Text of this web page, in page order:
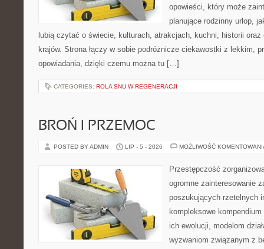
opowieści, który może
planujące rodzinny urlop,
lubią czytać o świecie, kulturach, atrakcjach, kuchni, historii
krajów. Strona łączy w sobie podróżnicze ciekawostki z lekkim,
opowiadania, dzięki czemu można tu […]
CATEGORIES: ROLA SNU W REGENERACJI
BROŃ I PRZEMOC
POSTED BY ADMIN LIP - 5 - 2026 MOŻLIWOŚĆ
Przestępczość
ogromne zainteresowanie
poszukujących rzetelnych
kompleksowe
ich ewolucji, modelom
wyzwaniom związanym z